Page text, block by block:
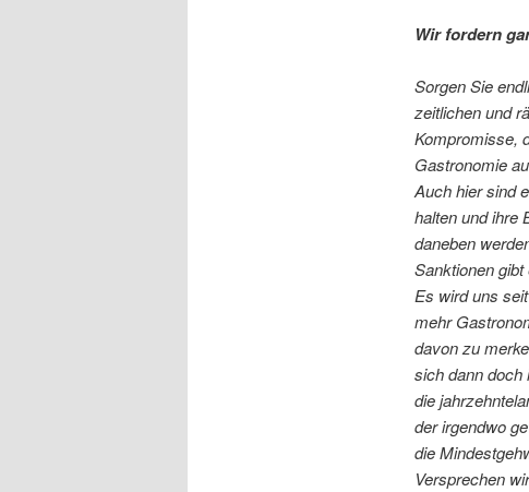
Wir fordern
Sorgen Sie
zeitlichen und
Kompromisse,
Gastronomie
Auch hier sind
halten und ihre
daneben
Sanktionen
Es wird uns
mehr
davon zu
sich dann doch
die
der irgendwo
die
Versprechen